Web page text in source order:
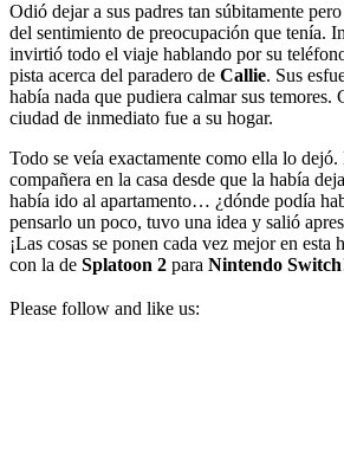
Odió dejar a sus padres tan súbitamente
del sentimiento de preocupación que tenía.
invirtió todo el viaje hablando por su
pista acerca del paradero de Callie. Sus
había nada que pudiera calmar sus temores.
ciudad de inmediato fue a su hogar.
Todo se veía exactamente como ella lo dejó.
compañera en la casa desde que la había
había ido al apartamento… ¿dónde podía
pensarlo un poco, tuvo una idea y salió
¡Las cosas se ponen cada vez mejor en esta
con la de Splatoon 2 para Nintendo Switch
Please follow and like us: